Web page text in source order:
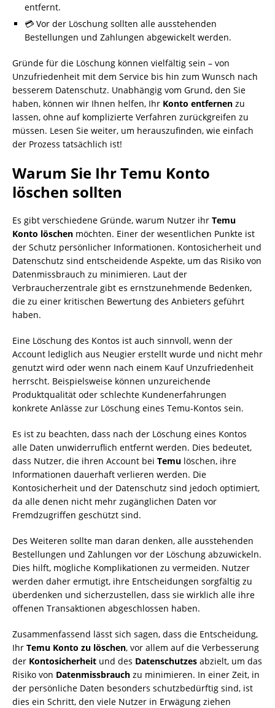
entfernt.
💳 Vor der Löschung sollten alle ausstehenden
Bestellungen und Zahlungen abgewickelt werden.
Gründe für die Löschung können vielfältig sein – von
Unzufriedenheit mit dem Service bis hin zum Wunsch nach
besserem Datenschutz. Unabhängig vom Grund, den Sie
haben, können wir Ihnen helfen, Ihr Konto entfernen zu
lassen, ohne auf komplizierte Verfahren zurückgreifen zu
müssen. Lesen Sie weiter, um herauszufinden, wie einfach
der Prozess tatsächlich ist!
Warum Sie Ihr Temu Konto
löschen sollten
Es gibt verschiedene Gründe, warum Nutzer ihr Temu
Konto löschen möchten. Einer der wesentlichen Punkte ist
der Schutz persönlicher Informationen. Kontosicherheit und
Datenschutz sind entscheidende Aspekte, um das Risiko von
Datenmissbrauch zu minimieren. Laut der
Verbraucherzentrale gibt es ernstzunehmende Bedenken,
die zu einer kritischen Bewertung des Anbieters geführt
haben.
Eine Löschung des Kontos ist auch sinnvoll, wenn der
Account lediglich aus Neugier erstellt wurde und nicht mehr
genutzt wird oder wenn nach einem Kauf Unzufriedenheit
herrscht. Beispielsweise können unzureichende
Produktqualität oder schlechte Kundenerfahrungen
konkrete Anlässe zur Löschung eines Temu-Kontos sein.
Es ist zu beachten, dass nach der Löschung eines Kontos
alle Daten unwiderruflich entfernt werden. Dies bedeutet,
dass Nutzer, die ihren Account bei Temu löschen, ihre
Informationen dauerhaft verlieren werden. Die
Kontosicherheit und der Datenschutz sind jedoch optimiert,
da alle denen nicht mehr zugänglichen Daten vor
Fremdzugriffen geschützt sind.
Des Weiteren sollte man daran denken, alle ausstehenden
Bestellungen und Zahlungen vor der Löschung abzuwickeln.
Dies hilft, mögliche Komplikationen zu vermeiden. Nutzer
werden daher ermutigt, ihre Entscheidungen sorgfältig zu
überdenken und sicherzustellen, dass sie wirklich alle ihre
offenen Transaktionen abgeschlossen haben.
Zusammenfassend lässt sich sagen, dass die Entscheidung,
Ihr Temu Konto zu löschen, vor allem auf die Verbesserung
der Kontosicherheit und des Datenschutzes abzielt, um das
Risiko von Datenmissbrauch zu minimieren. In einer Zeit, in
der persönliche Daten besonders schutzbedürftig sind, ist
dies ein Schritt, den viele Nutzer in Erwägung ziehen